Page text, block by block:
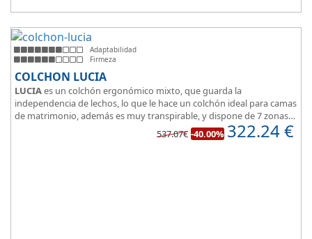
Adaptabilidad
Firmeza
COLCHON LUCIA
LUCIAes un colchón ergonómico mixto, que guarda la
independencia de lechos, lo que le hace un colchón ideal para camas
de matrimonio, además es muy transpirable, y dispone de 7 zonas
537.07€ -40.00% 322.24€